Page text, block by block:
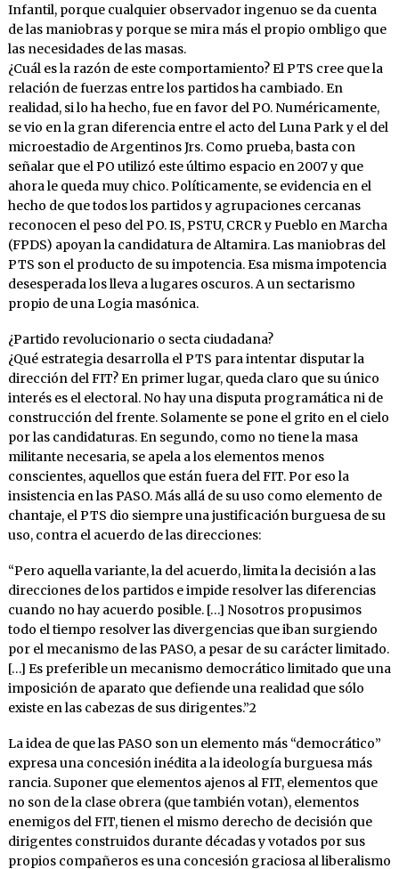
Infantil, porque cualquier observador ingenuo se da cuenta
de las maniobras y porque se mira más el propio ombligo que
las necesidades de las masas.
¿Cuál es la razón de este comportamiento? El PTS cree que la
relación de fuerzas entre los partidos ha cambiado. En
realidad, si lo ha hecho, fue en favor del PO. Numéricamente,
se vio en la gran diferencia entre el acto del Luna Park y el del
microestadio de Argentinos Jrs. Como prueba, basta con
señalar que el PO utilizó este último espacio en 2007 y que
ahora le queda muy chico. Políticamente, se evidencia en el
hecho de que todos los partidos y agrupaciones cercanas
reconocen el peso del PO. IS, PSTU, CRCR y Pueblo en Marcha
(FPDS) apoyan la candidatura de Altamira. Las maniobras del
PTS son el producto de su impotencia. Esa misma impotencia
desesperada los lleva a lugares oscuros. A un sectarismo
propio de una Logia masónica.
¿Partido revolucionario o secta ciudadana?
¿Qué estrategia desarrolla el PTS para intentar disputar la
dirección del FIT? En primer lugar, queda claro que su único
interés es el electoral. No hay una disputa programática ni de
construcción del frente. Solamente se pone el grito en el cielo
por las candidaturas. En segundo, como no tiene la masa
militante necesaria, se apela a los elementos menos
conscientes, aquellos que están fuera del FIT. Por eso la
insistencia en las PASO. Más allá de su uso como elemento de
chantaje, el PTS dio siempre una justificación burguesa de su
uso, contra el acuerdo de las direcciones:
“Pero aquella variante, la del acuerdo, limita la decisión a las
direcciones de los partidos e impide resolver las diferencias
cuando no hay acuerdo posible. […] Nosotros propusimos
todo el tiempo resolver las divergencias que iban surgiendo
por el mecanismo de las PASO, a pesar de su carácter limitado.
[…] Es preferible un mecanismo democrático limitado que una
imposición de aparato que defiende una realidad que sólo
existe en las cabezas de sus dirigentes.”2
La idea de que las PASO son un elemento más “democrático”
expresa una concesión inédita a la ideología burguesa más
rancia. Suponer que elementos ajenos al FIT, elementos que
no son de la clase obrera (que también votan), elementos
enemigos del FIT, tienen el mismo derecho de decisión que
dirigentes construidos durante décadas y votados por sus
propios compañeros es una concesión graciosa al liberalismo